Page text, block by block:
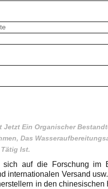
Ein Organischer
Das
Ist.
auf die Forschung im
internationalen Versand
in den